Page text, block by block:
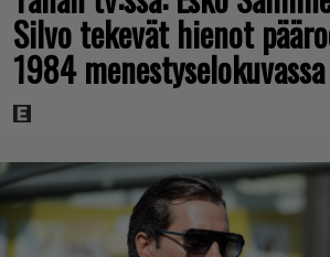
Silvo tekevät hienot
1984 menestyselokuvassa